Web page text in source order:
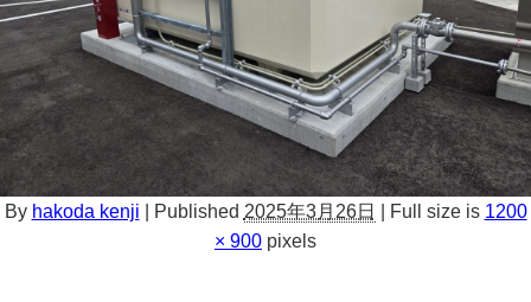
By hakoda kenji Published 2025年3月26日 Full size is 1200
× 900 pixels